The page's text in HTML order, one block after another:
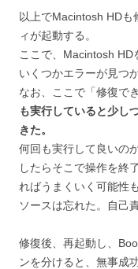
以上でMacintosh HDも
ィが起動する。
ここで、Macintosh HD
いくつかエラーが見つ
なお、ここで「修復で
も実行していると少し
きた。
何回も実行して良いの
したらそこで操作を終
ればうまくいく可能性
ソースは忘れた。自己
修復後、再起動し、
ンを分けると、無事成